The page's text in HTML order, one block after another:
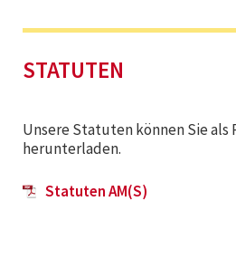
STATUTEN
Unsere Statuten können Sie als
herunterladen.
Statuten AM(S)